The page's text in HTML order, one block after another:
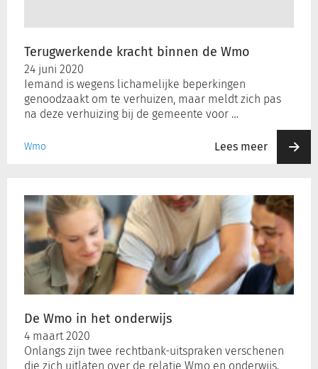
Terugwerkende kracht binnen de Wmo
24 juni 2020
Iemand is wegens lichamelijke beperkingen
genoodzaakt om te verhuizen, maar meldt zich pas
na deze verhuizing bij de gemeente voor …
Wmo Lees meer
De Wmo in het onderwijs
4 maart 2020
Onlangs zijn twee rechtbank-uitspraken verschenen
die zich uitlaten over de relatie Wmo en onderwijs.
Wmo
het
onderwijs